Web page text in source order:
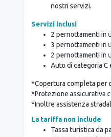
fare il bagno a San
GIORNO 8: GIORNO DI
Colazione in hotel
nostri servizi.
2 pernottamenti in
3 pernottamenti in
2 pernottamenti in
Auto di categoria
*Copertura completa per